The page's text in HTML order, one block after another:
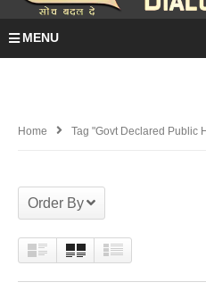
MENU
Home Tag "govt Declared Public
Order By